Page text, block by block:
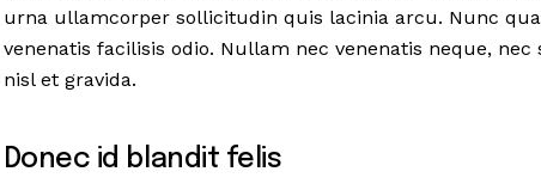
urna ullamcorper sollicitudin quis lacinia arcu. Nunc
venenatis facilisis odio. Nullam nec venenatis neque,
nisl et gravida.
Donec id blandit felis